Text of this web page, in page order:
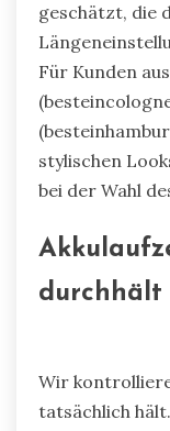
geschätzt, die
Für Kunden
stylischen
bei der Wahl
durchhält
Wir
tatsächlich